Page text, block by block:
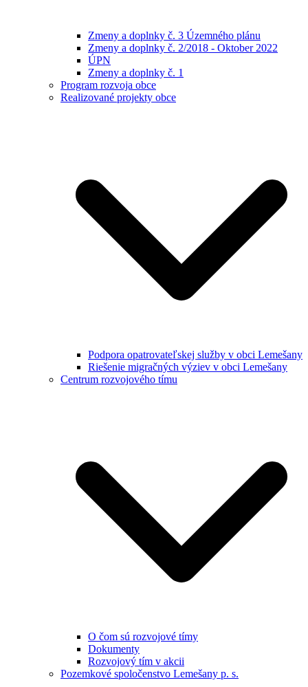
Zmeny a doplnky č. 3 Územného plánu
Zmeny a doplnky č. 2/2018 - Oktober 2022
ÚPN
Zmeny a doplnky č. 1
Program rozvoja obce
Realizované projekty obce
Podpora opatrovateľskej služby v obci Lemešany
Riešenie migračných výziev v obci Lemešany
Centrum rozvojového tímu
O čom sú rozvojové tímy
Dokumenty
Rozvojový tím v akcii
Pozemkové spoločenstvo Lemešany p. s.